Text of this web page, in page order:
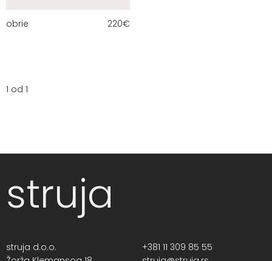
obrie 220€
1 od 1
struja
struja d.o.o.
+381 11 309 85 55